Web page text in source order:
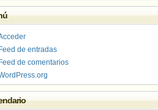
Feed de entradas
Feed de comentarios